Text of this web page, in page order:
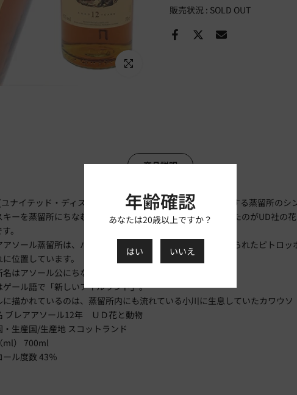
Click to enlarge
販売状況 : SOLD OUT
商品説明
ナイテッド・ディスティラリーズー現ディアジオ社)が所有する蒸留所のシ
キーを蒸留所にちなむ花と動物を描いたラベルでリリースしたのがUD社の
。
アソール蒸留所は、パースシャーの保養地として古くから知られたピトロッ
位置しています。
名はアソール公にちなんでつけられています。
ゲール語で「新しいアイルランド」。
に描かれているのは、蒸留所内にも流れている小川に生息していたカワウソ
ブレアアソール12年 ＵＤ花と動物
・生産国/生産地 スコットランド
ml） 700ml
ール度数 43％
年齢確認
あなたは20歳以上ですか？
はい いいえ